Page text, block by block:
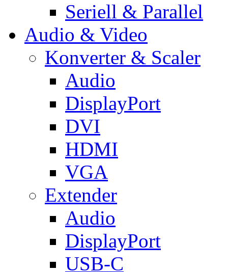
Seriell & Parallel
Audio & Video
Konverter & Scaler
Audio
DisplayPort
DVI
HDMI
VGA
Extender
Audio
DisplayPort
USB-C